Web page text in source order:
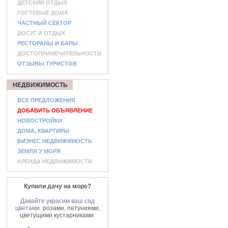
ДЕТСКИЙ ОТДЫХ
ГОСТЕВЫЕ ДОМА
ЧАСТНЫЙ СЕКТОР
ДОСУГ И ОТДЫХ
РЕСТОРАНЫ И БАРЫ
ДОСТОПРИМЕЧАТЕЛЬНОСТИ
ОТЗЫВЫ ТУРИСТОВ
НЕДВИЖИМОСТЬ
ВСЕ ПРЕДЛОЖЕНИЯ
ДОБАВИТЬ ОБЪЯВЛЕНИЕ
НОВОСТРОЙКИ
ДОМА, КВАРТИРЫ
БИЗНЕС НЕДВИЖИМОСТЬ
ЗЕМЛЯ У МОРЯ
АРЕНДА НЕДВИЖИМОСТИ
Купили дачу на море?
Давайте украсим ваш сад
цветами: розами, петуниями,
цветущими кустарниками.